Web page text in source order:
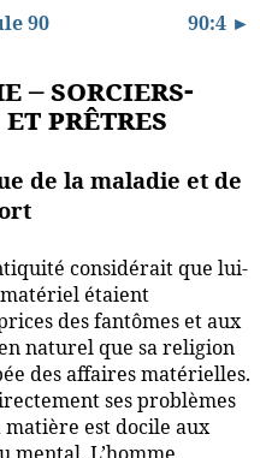
90 90:4 ►
– sorciers-
et prêtres
de la maladie et de
considérait que lui-
étaient
des fantômes et aux
naturel que sa religion
des affaires matérielles.
ses problèmes
est docile aux